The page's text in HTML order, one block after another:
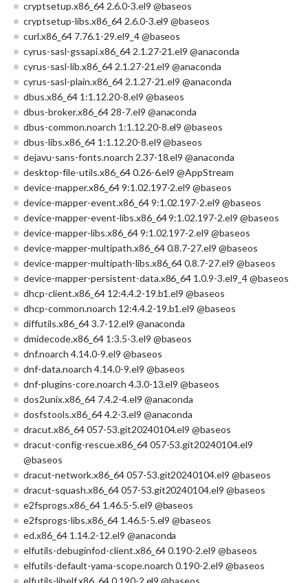
cryptsetup.x86_64 2.6.0-3.el9 @baseos
cryptsetup-libs.x86_64 2.6.0-3.el9 @baseos
curl.x86_64 7.76.1-29.el9_4 @baseos
cyrus-sasl-gssapi.x86_64 2.1.27-21.el9 @anaconda
cyrus-sasl-lib.x86_64 2.1.27-21.el9 @anaconda
cyrus-sasl-plain.x86_64 2.1.27-21.el9 @anaconda
dbus.x86_64 1:1.12.20-8.el9 @baseos
dbus-broker.x86_64 28-7.el9 @anaconda
dbus-common.noarch 1:1.12.20-8.el9 @baseos
dbus-libs.x86_64 1:1.12.20-8.el9 @baseos
dejavu-sans-fonts.noarch 2.37-18.el9 @anaconda
desktop-file-utils.x86_64 0.26-6.el9 @AppStream
device-mapper.x86_64 9:1.02.197-2.el9 @baseos
device-mapper-event.x86_64 9:1.02.197-2.el9 @baseos
device-mapper-event-libs.x86_64 9:1.02.197-2.el9 @baseos
device-mapper-libs.x86_64 9:1.02.197-2.el9 @baseos
device-mapper-multipath.x86_64 0.8.7-27.el9 @baseos
device-mapper-multipath-libs.x86_64 0.8.7-27.el9 @baseos
device-mapper-persistent-data.x86_64 1.0.9-3.el9_4 @baseos
dhcp-client.x86_64 12:4.4.2-19.b1.el9 @baseos
dhcp-common.noarch 12:4.4.2-19.b1.el9 @baseos
diffutils.x86_64 3.7-12.el9 @anaconda
dmidecode.x86_64 1:3.5-3.el9 @baseos
dnf.noarch 4.14.0-9.el9 @baseos
dnf-data.noarch 4.14.0-9.el9 @baseos
dnf-plugins-core.noarch 4.3.0-13.el9 @baseos
dos2unix.x86_64 7.4.2-4.el9 @anaconda
dosfstools.x86_64 4.2-3.el9 @anaconda
dracut.x86_64 057-53.git20240104.el9 @baseos
dracut-config-rescue.x86_64 057-53.git20240104.el9
@baseos
dracut-network.x86_64 057-53.git20240104.el9 @baseos
dracut-squash.x86_64 057-53.git20240104.el9 @baseos
e2fsprogs.x86_64 1.46.5-5.el9 @baseos
e2fsprogs-libs.x86_64 1.46.5-5.el9 @baseos
ed.x86_64 1.14.2-12.el9 @anaconda
elfutils-debuginfod-client.x86_64 0.190-2.el9 @baseos
elfutils-default-yama-scope.noarch 0.190-2.el9 @baseos